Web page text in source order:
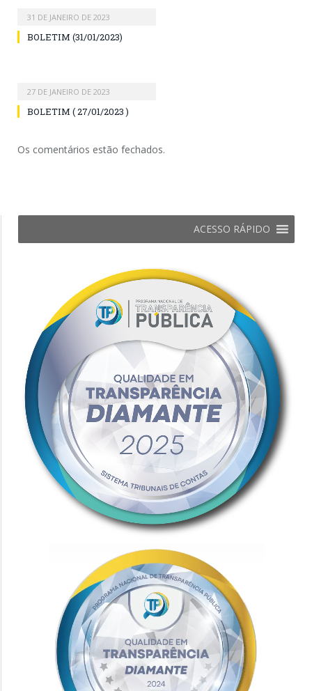
31 DE JANEIRO DE 2023
BOLETIM (31/01/2023)
27 DE JANEIRO DE 2023
BOLETIM ( 27/01/2023 )
Os comentários estão fechados.
ACESSO RÁPIDO